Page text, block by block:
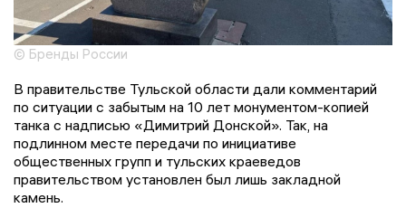
© Бренды России
В правительстве Тульской области дали комментарий
по ситуации с забытым на 10 лет монументом-копией
танка с надписью «Димитрий Донской». Так, на
подлинном месте передачи по инициативе
общественных групп и тульских краеведов
правительством установлен был лишь закладной
камень.